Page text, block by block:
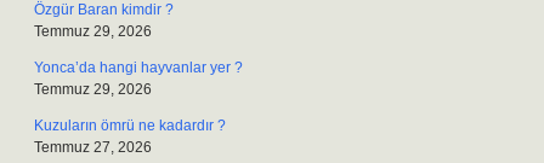
Özgür Baran kimdir ?
Temmuz 29, 2026
Yonca’da hangi hayvanlar yer ?
Temmuz 29, 2026
Kuzuların ömrü ne kadardır ?
Temmuz 27, 2026